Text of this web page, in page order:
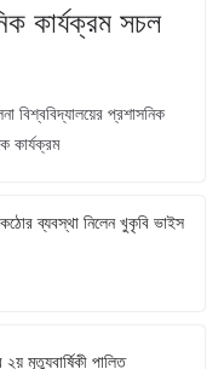
কার্যক্রম সচল
বিশ্ববিদ্যালয়ের প্রশাসনিক
কার্যক্রম
ব্যবস্থা নিলেন খুকৃবি ভাইস
মৃত্যুবার্ষিকী পালিত